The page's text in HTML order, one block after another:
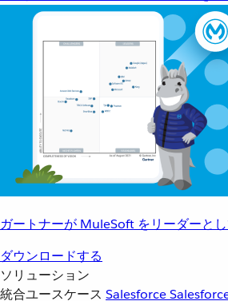
ガートナーが MuleSoft をリーダーと
ダウンロードする
ソリューション
統合ユースケース Salesforce